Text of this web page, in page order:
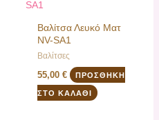
Βαλίτσα Λευκό Ματ
NV-SA1
Βαλίτσες
55,00 € ΠΡΟΣΘΉΚΗ
ΣΤΟ ΚΑΛΆΘΙ